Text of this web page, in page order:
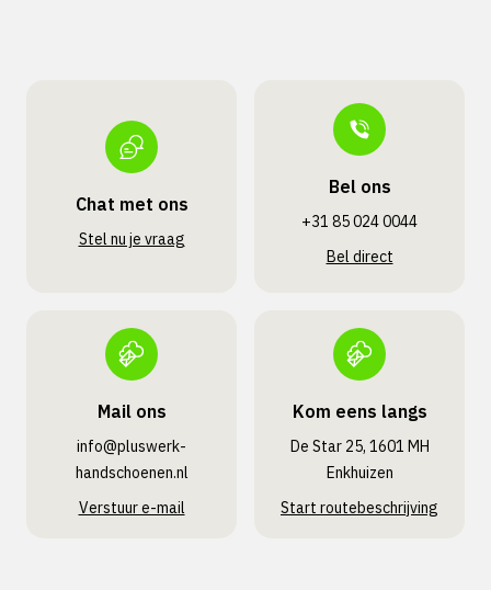
Chat met ons
Stel nu je vraag
Bel ons
+31 85 024 0044
Bel direct
Mail ons
info@pluswerk­
handschoenen.nl
Verstuur e-mail
Kom eens langs
De Star 25, 1601 MH
Enkhuizen
Start routebeschrijving